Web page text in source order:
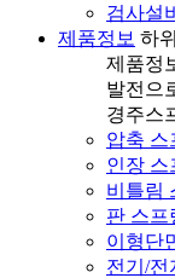
검사설비
제품정보 하
제품정
발전으
경주스
압축 스
인장 스
비틀림
판 스프
이형단
전기/전